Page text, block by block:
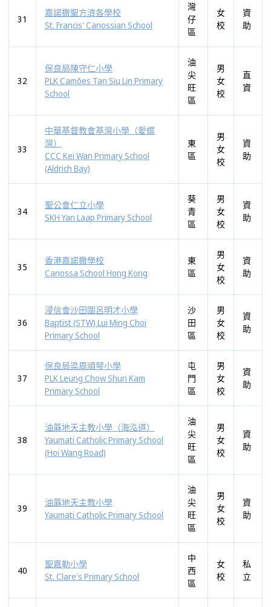
31
嘉諾撒聖方濟各學校
St. Francis' Canossian School
灣
仔
區
女
校
資
助
32
保良局陳守仁小學
PLK Camões Tan Siu Lin Primary
School
油
尖
旺
區
男
女
校
直
資
33
中華基督教會基灣小學（愛蝶
灣）
CCC Kei Wan Primary School
(Aldrich Bay)
東
區
男
女
校
資
助
34
聖公會仁立小學
SKH Yan Laap Primary School
葵
青
區
男
女
校
資
助
35
香港嘉諾撒學校
Canossa School Hong Kong
東
區
男
女
校
資
助
36
浸信會沙田圍呂明才小學
Baptist (STW) Lui Ming Choi
Primary School
沙
田
區
男
女
校
資
助
37
保良局梁周順琴小學
PLK Leung Chow Shun Kam
Primary School
屯
門
區
男
女
校
資
助
38
油蔴地天主教小學（海泓道）
Yaumati Catholic Primary School
(Hoi Wang Road)
油
尖
旺
區
男
女
校
資
助
39
油蔴地天主教小學
Yaumati Catholic Primary School
油
尖
旺
區
男
女
校
資
助
40
聖嘉勒小學
St. Clare's Primary School
中
西
區
女
校
私
立